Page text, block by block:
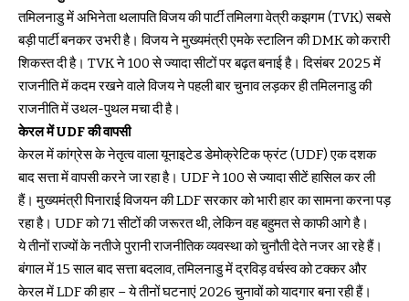
तमिलनाडु में अभिनेता थलापति विजय की पार्टी तमिलगा वेत्री कझगम (TVK) सबसे
बड़ी पार्टी बनकर उभरी है। विजय ने मुख्यमंत्री एमके स्टालिन की DMK को करारी
शिकस्त दी है। TVK ने 100 से ज्यादा सीटों पर बढ़त बनाई है। दिसंबर 2025 में
राजनीति में कदम रखने वाले विजय ने पहली बार चुनाव लड़कर ही तमिलनाडु की
राजनीति में उथल-पुथल मचा दी है।
केरल में UDF की वापसी
केरल में कांग्रेस के नेतृत्व वाला यूनाइटेड डेमोक्रेटिक फ्रंट (UDF) एक दशक
बाद सत्ता में वापसी करने जा रहा है। UDF ने 100 से ज्यादा सीटें हासिल कर ली
हैं। मुख्यमंत्री पिनाराई विजयन की LDF सरकार को भारी हार का सामना करना पड़
रहा है। UDF को 71 सीटों की जरूरत थी, लेकिन वह बहुमत से काफी आगे है।
ये तीनों राज्यों के नतीजे पुरानी राजनीतिक व्यवस्था को चुनौती देते नजर आ रहे हैं।
बंगाल में 15 साल बाद सत्ता बदलाव, तमिलनाडु में द्रविड़ वर्चस्व को टक्कर और
केरल में LDF की हार – ये तीनों घटनाएं 2026 चुनावों को यादगार बना रही हैं।